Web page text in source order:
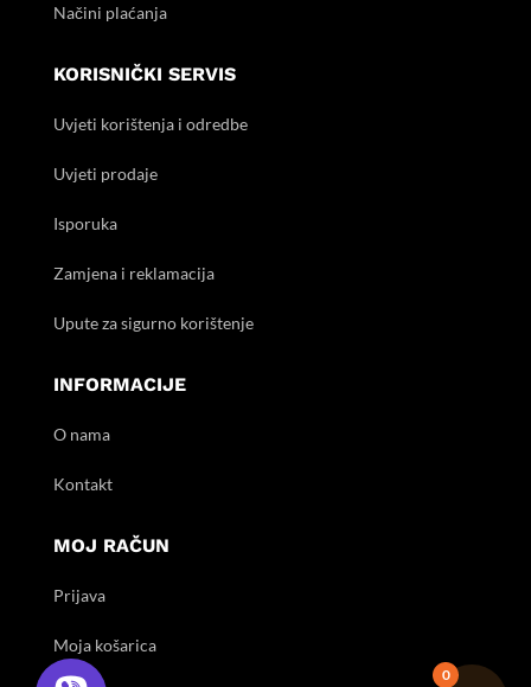
Načini plaćanja
KORISNIČKI SERVIS
Uvjeti korištenja i odredbe
Uvjeti prodaje
Isporuka
Zamjena i reklamacija
Upute za sigurno korištenje
INFORMACIJE
O nama
Kontakt
MOJ RAČUN
Prijava
Moja košarica
0